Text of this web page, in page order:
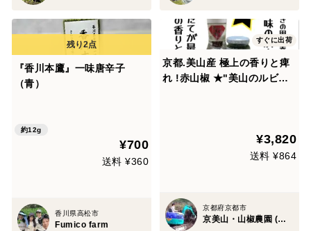
『香川本鷹』一味唐辛子
（青）
約12g
¥700
送料 ¥360
香川県高松市
Fumico farm
すぐに出荷
京都.美山産 極上の香りと痺
れ !赤山椒 ★"美山のルビ
¥3,820
送料 ¥864
京都府京都市
京美山・山椒農園 (内儀家)